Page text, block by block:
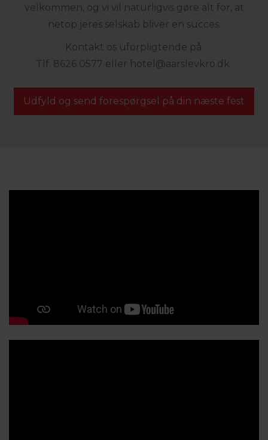
velkommen, og vi vil naturligvis gøre alt for, at
netop jeres selskab bliver en succes.
Kontakt os uforpligtende på:
Tlf. 8626 0577 eller hotel@aarslevkro.dk
Udfyld og send forespørgsel på din næste fest